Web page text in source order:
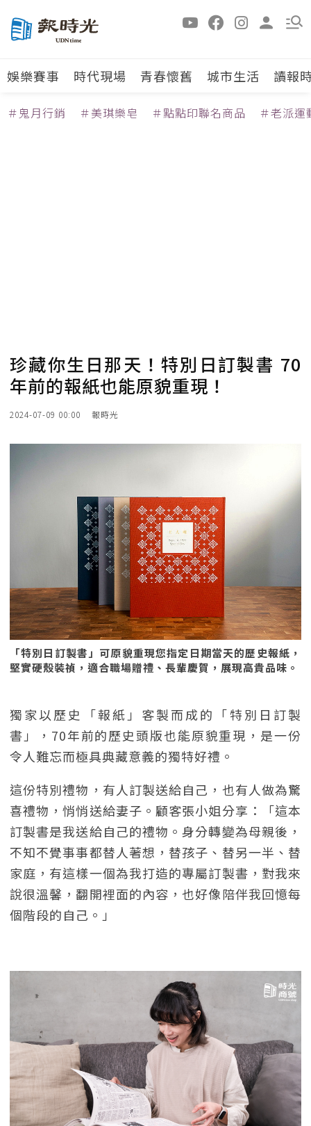
娛樂賽事 時代現場 青春懷舊 城市生活 讀報
＃鬼月行銷 ＃美琪樂皂 ＃點點印聯名商品 ＃老派運
珍藏你生日那天！特別日訂製書 70
年前的報紙也能原貌重現！
2024-07-09 00:00 報時光
「特別日訂製書」可原貌重現您指定日期當天的歷史報紙，
堅實硬殼裝禎，適合職場贈禮、長輩慶賀，展現高貴品味。
獨家以歷史「報紙」客製而成的「特別日訂製
書」，70年前的歷史頭版也能原貌重現，是一份
令人難忘而極具典藏意義的獨特好禮。
這份特別禮物，有人訂製送給自己，也有人做為驚
喜禮物，悄悄送給妻子。顧客張小姐分享：「這本
訂製書是我送給自己的禮物。身分轉變為母親後，
不知不覺事事都替人著想，替孩子、替另一半、替
家庭，有這樣一個為我打造的專屬訂製書，對我來
說很溫馨，翻開裡面的內容，也好像陪伴我回憶每
個階段的自己。」